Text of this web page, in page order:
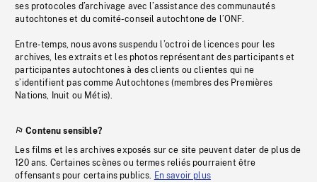
ses protocoles d’archivage avec l’assistance des communautés
autochtones et du comité-conseil autochtone de l’ONF.
Entre-temps, nous avons suspendu l’octroi de licences pour les
archives, les extraits et les photos représentant des participants et
participantes autochtones à des clients ou clientes qui ne
s’identifient pas comme Autochtones (membres des Premières
Nations, Inuit ou Métis).
Contenu sensible?
Les films et les archives exposés sur ce site peuvent dater de plus de
120 ans. Certaines scènes ou termes reliés pourraient être
offensants pour certains publics. En savoir plus